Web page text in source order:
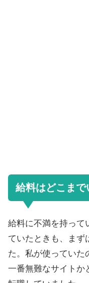
給料はどこま
給料に不満を持って
ていたときも、まず
た。私が使っていた
一番無難なサイトか